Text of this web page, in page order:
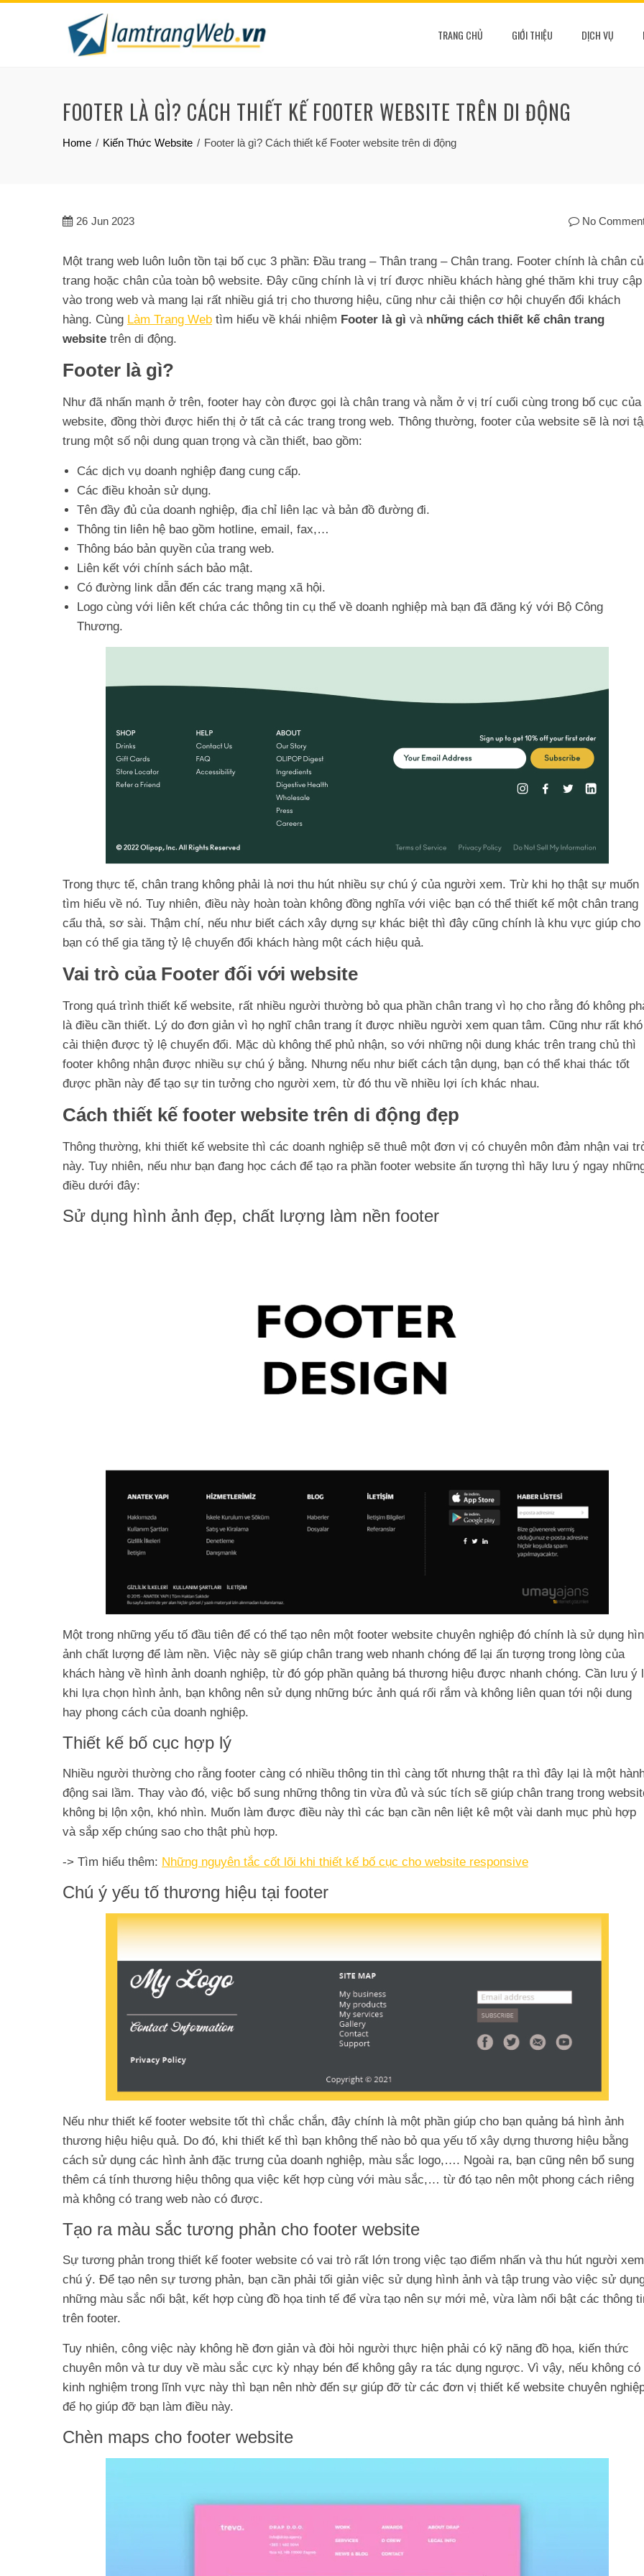
TRANG CHỦ GIỚI THIỆU DỊCH VỤ
FOOTER LÀ GÌ? CÁCH THIẾT KẾ FOOTER WEBSITE TRÊN DI ĐỘNG
Home Kiến Thức Website Footer là gì? Cách thiết kế Footer website trên di động
26 Jun 2023 No
Một trang web luôn luôn tồn tại bố cục 3 phần: Đầu trang – Thân trang – Chân trang. Footer chính là chân
trang hoặc chân của toàn bộ website. Đây cũng chính là vị trí được nhiều khách hàng ghé thăm khi truy cập
vào trong web và mang lại rất nhiều giá trị cho thương hiệu, cũng như cải thiện cơ hội chuyển đổi khách
hàng. Cùng Làm Trang Web tìm hiểu về khái nhiệm Footer là gì và những cách thiết kế chân trang
website trên di động.
Footer là gì?
Như đã nhấn mạnh ở trên, footer hay còn được gọi là chân trang và nằm ở vị trí cuối cùng trong bố cục của
website, đồng thời được hiển thị ở tất cả các trang trong web. Thông thường, footer của website sẽ là nơi
trung một số nội dung quan trọng và cần thiết, bao gồm:
Các dịch vụ doanh nghiệp đang cung cấp.
Các điều khoản sử dụng.
Tên đầy đủ của doanh nghiệp, địa chỉ liên lạc và bản đồ đường đi.
Thông tin liên hệ bao gồm hotline, email, fax,…
Thông báo bản quyền của trang web.
Liên kết với chính sách bảo mật.
Có đường link dẫn đến các trang mạng xã hội.
Logo cùng với liên kết chứa các thông tin cụ thể về doanh nghiệp mà bạn đã đăng ký với Bộ Công
Thương.
Trong thực tế, chân trang không phải là nơi thu hút nhiều sự chú ý của người xem. Trừ khi họ thật sự muốn
tìm hiểu về nó. Tuy nhiên, điều này hoàn toàn không đồng nghĩa với việc bạn có thể thiết kế một chân trang
cẩu thả, sơ sài. Thậm chí, nếu như biết cách xây dựng sự khác biệt thì đây cũng chính là khu vực giúp cho
bạn có thể gia tăng tỷ lệ chuyển đổi khách hàng một cách hiệu quả.
Vai trò của Footer đối với website
Trong quá trình thiết kế website, rất nhiều người thường bỏ qua phần chân trang vì họ cho rằng đó không
là điều cần thiết. Lý do đơn giản vì họ nghĩ chân trang ít được nhiều người xem quan tâm. Cũng như rất khó
cải thiện được tỷ lệ chuyển đổi. Mặc dù không thể phủ nhận, so với những nội dung khác trên trang chủ thì
footer không nhận được nhiều sự chú ý bằng. Nhưng nếu như biết cách tận dụng, bạn có thể khai thác tốt
được phần này để tạo sự tin tưởng cho người xem, từ đó thu về nhiều lợi ích khác nhau.
Cách thiết kế footer website trên di động đẹp
Thông thường, khi thiết kế website thì các doanh nghiệp sẽ thuê một đơn vị có chuyên môn đảm nhận vai
này. Tuy nhiên, nếu như bạn đang học cách để tạo ra phần footer website ấn tượng thì hãy lưu ý ngay
điều dưới đây:
Sử dụng hình ảnh đẹp, chất lượng làm nền footer
Một trong những yếu tố đầu tiên để có thể tạo nên một footer website chuyên nghiệp đó chính là sử dụng
ảnh chất lượng để làm nền. Việc này sẽ giúp chân trang web nhanh chóng để lại ấn tượng trong lòng của
khách hàng về hình ảnh doanh nghiệp, từ đó góp phần quảng bá thương hiệu được nhanh chóng. Cần lưu ý
khi lựa chọn hình ảnh, bạn không nên sử dụng những bức ảnh quá rối rắm và không liên quan tới nội dung
hay phong cách của doanh nghiệp.
Thiết kế bố cục hợp lý
Nhiều người thường cho rằng footer càng có nhiều thông tin thì càng tốt nhưng thật ra thì đây lại là một
động sai lầm. Thay vào đó, việc bổ sung những thông tin vừa đủ và súc tích sẽ giúp chân trang trong
không bị lộn xộn, khó nhìn. Muốn làm được điều này thì các bạn cần nên liệt kê một vài danh mục phù hợp
và sắp xếp chúng sao cho thật phù hợp.
-> Tìm hiểu thêm: Những nguyên tắc cốt lõi khi thiết kế bố cục cho website responsive
Chú ý yếu tố thương hiệu tại footer
Nếu như thiết kế footer website tốt thì chắc chắn, đây chính là một phần giúp cho bạn quảng bá hình ảnh
thương hiệu hiệu quả. Do đó, khi thiết kế thì bạn không thể nào bỏ qua yếu tố xây dựng thương hiệu bằng
cách sử dụng các hình ảnh đặc trưng của doanh nghiệp, màu sắc logo,…. Ngoài ra, bạn cũng nên bổ sung
thêm cá tính thương hiệu thông qua việc kết hợp cùng với màu sắc,… từ đó tạo nên một phong cách riêng
mà không có trang web nào có được.
Tạo ra màu sắc tương phản cho footer website
Sự tương phản trong thiết kế footer website có vai trò rất lớn trong việc tạo điểm nhấn và thu hút người xem
chú ý. Để tạo nên sự tương phản, bạn cần phải tối giản việc sử dụng hình ảnh và tập trung vào việc sử
những màu sắc nổi bật, kết hợp cùng đồ họa tinh tế để vừa tạo nên sự mới mẻ, vừa làm nổi bật các thông
trên footer.
Tuy nhiên, công việc này không hề đơn giản và đòi hỏi người thực hiện phải có kỹ năng đồ họa, kiến thức
chuyên môn và tư duy về màu sắc cực kỳ nhạy bén để không gây ra tác dụng ngược. Vì vậy, nếu không có
kinh nghiệm trong lĩnh vực này thì bạn nên nhờ đến sự giúp đỡ từ các đơn vị thiết kế website chuyên
để họ giúp đỡ bạn làm điều này.
Chèn maps cho footer website